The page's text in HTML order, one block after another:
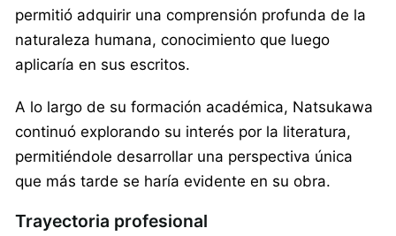
permitió adquirir una comprensión profunda de la
naturaleza humana, conocimiento que luego
aplicaría en sus escritos.
A lo largo de su formación académica, Natsukawa
continuó explorando su interés por la literatura,
permitiéndole desarrollar una perspectiva única
que más tarde se haría evidente en su obra.
Trayectoria profesional